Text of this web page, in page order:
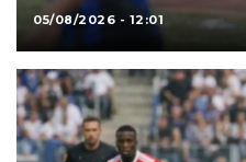
05/08/2026 - 12:01